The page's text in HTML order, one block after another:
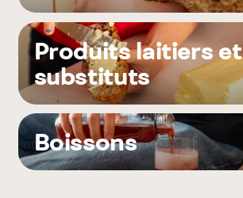
Produits laitiers et
substituts
Boissons